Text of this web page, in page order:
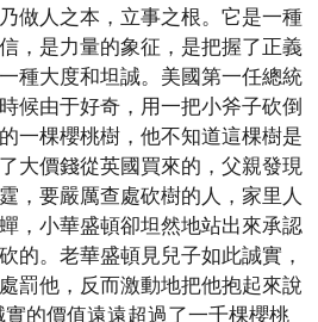
做人之本，立事之根。它是一種
，是力量的象征，是把握了正義
種大度和坦誠。美國第一任總統
候由于好奇，用一把小斧子砍倒
一棵櫻桃樹，他不知道這棵樹是
大價錢從英國買來的，父親發現
，要嚴厲查處砍樹的人，家里人
，小華盛頓卻坦然地站出來承認
的。老華盛頓見兒子如此誠實，
罰他，反而激動地把他抱起來說
實的價值遠遠超過了一千棵櫻桃